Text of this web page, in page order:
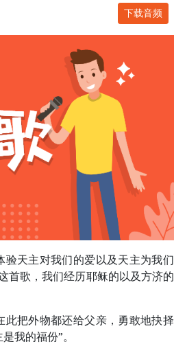
Arrow
or
下载音频
天主对我们的爱以及天主为我们
首歌，我们经历耶稣的以及方济的
把外物都还给父亲，勇敢地抉择
我的福份”。